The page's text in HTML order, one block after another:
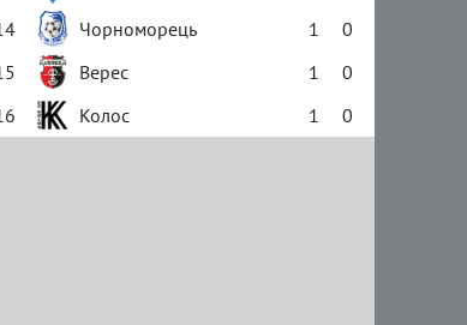
Чорноморець 1
0
Верес 1
0
Колос 1 0